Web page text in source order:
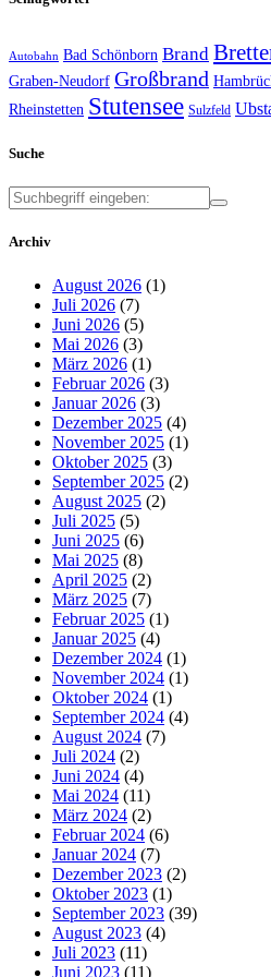
Autobahn Bad Schönborn Brand
Graben-Neudorf Großbrand
Rheinstetten Stutensee Sulzfeld
Suche
Archiv
August 2026 (1)
Juli 2026 (7)
Juni 2026 (5)
Mai 2026 (3)
März 2026 (1)
Februar 2026 (3)
Januar 2026 (3)
Dezember 2025 (4)
November 2025 (1)
Oktober 2025 (3)
September 2025 (2)
August 2025 (2)
Juli 2025 (5)
Juni 2025 (6)
Mai 2025 (8)
April 2025 (2)
März 2025 (7)
Februar 2025 (1)
Januar 2025 (4)
Dezember 2024 (1)
November 2024 (1)
Oktober 2024 (1)
September 2024 (4)
August 2024 (7)
Juli 2024 (2)
Juni 2024 (4)
Mai 2024 (11)
März 2024 (2)
Februar 2024 (6)
Januar 2024 (7)
Dezember 2023 (2)
Oktober 2023 (1)
September 2023 (39)
August 2023 (4)
Juli 2023 (11)
Juni 2023 (11)